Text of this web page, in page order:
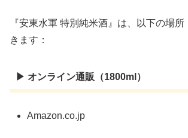
『安東水軍 特別純米酒』は、以下の場
きます：
▶ オンライン通販（1800ml）
Amazon.co.jp